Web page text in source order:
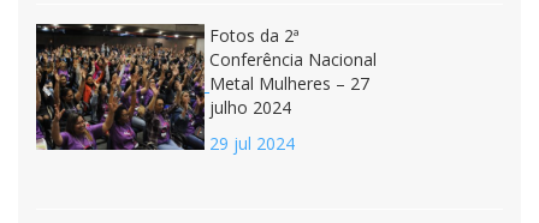
Fotos da 2ª
Conferência Nacional
Metal Mulheres – 27
julho 2024
29 jul 2024